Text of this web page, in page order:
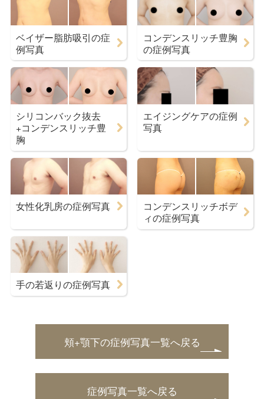
ベイザー脂肪吸引の症
例写真
コンデンスリッチ豊胸
の症例写真
シリコンバック抜去
+コンデンスリッチ豊
胸
エイジングケアの症例
写真
女性化乳房の症例写真
コンデンスリッチボデ
ィの症例写真
手の若返りの症例写真
頬+顎下の症例写真一覧へ戻る
症例写真一覧へ戻る